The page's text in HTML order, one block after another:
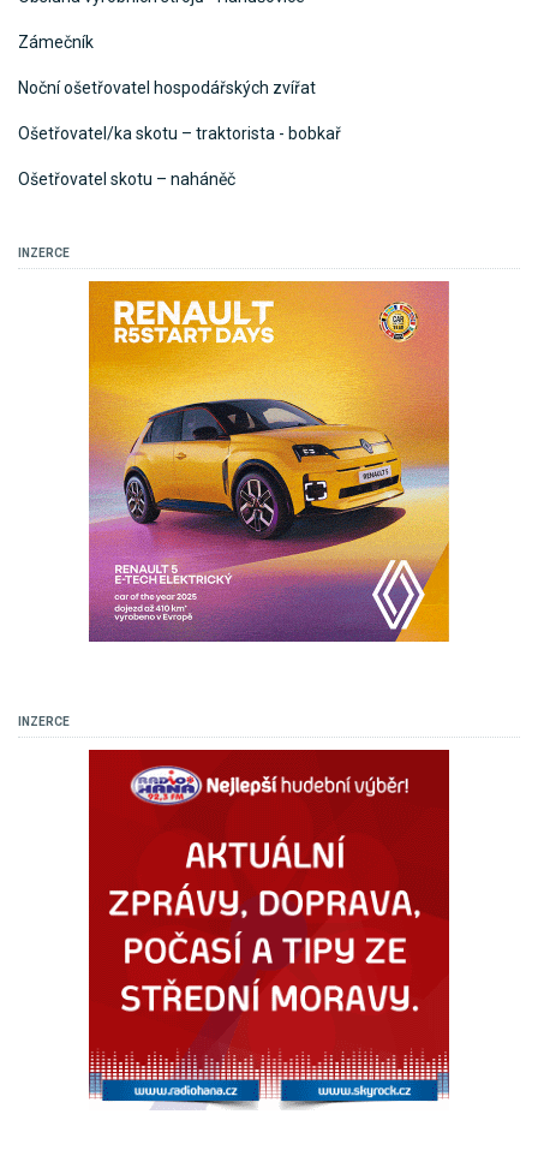
Zámečník
Noční ošetřovatel hospodářských zvířat
Ošetřovatel/ka skotu – traktorista - bobkař
Ošetřovatel skotu – naháněč
INZERCE
INZERCE